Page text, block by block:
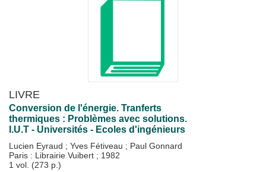
LIVRE
Conversion de l'énergie. Tranferts
thermiques : Problèmes avec solutions.
I.U.T - Universités - Ecoles d'ingénieurs
Lucien Eyraud ; Yves Fétiveau ; Paul Gonnard
Paris : Librairie Vuibert ; 1982
1 vol. (273 p.)